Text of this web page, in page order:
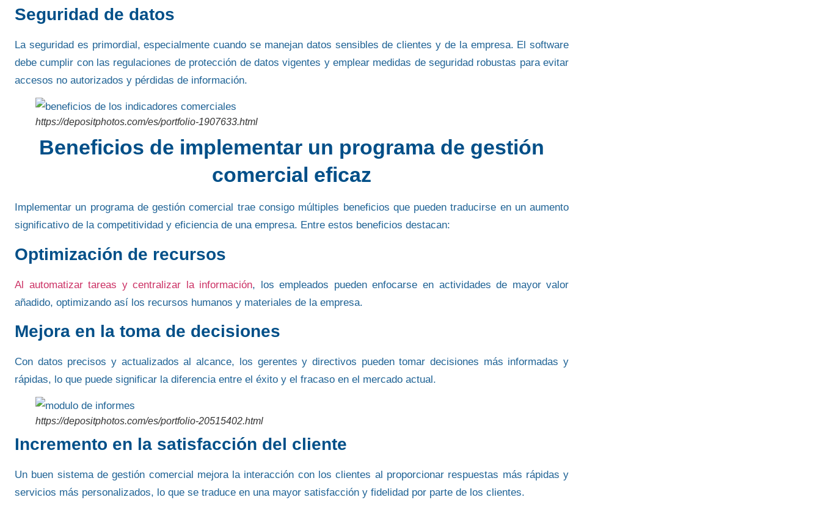
Seguridad de datos
La seguridad es primordial, especialmente cuando se manejandatos sensibles de clientes y de la empresa. El software
debe cumplir con las regulaciones de protección de datos vigentes y emplear medidas de seguridad robustas para evitar
accesos no autorizados y pérdidas de información.
https://depositphotos.com/es/portfolio-1907633.html
Beneficios de implementar un programa de gestión
comercial eficaz
Implementar un programa degestión comercial trae consigo múltiples beneficios que pueden traducirse en un aumento
significativo de la competitividad y eficiencia de una empresa. Entre estos beneficios destacan:
Optimización de recursos
Al automatizar tareas y centralizar la información, los empleados pueden enfocarse en actividades de mayor valor
añadido, optimizando así los recursos humanos y materiales de la empresa.
Mejora en la toma de decisiones
Con datos precisos y actualizados al alcance, los gerentes y directivos pueden tomar decisiones más informadas y
rápidas, lo que puede significar la diferencia entre el éxito y el fracaso en el mercado actual.
https://depositphotos.com/es/portfolio-20515402.html
Incremento en la satisfacción del cliente
Un buen sistema de gestión comercial mejora la interacción con los clientes al proporcionar respuestas más rápidas y
servicios más personalizados, lo que se traduce en una mayor satisfacción y fidelidad por parte de los clientes.